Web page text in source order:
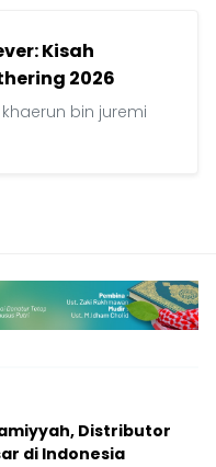
Kisah
2026
bin juremi
Distributor
di Indonesia